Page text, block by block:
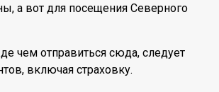
а вот для посещения Северного
чем отправиться сюда, следует
включая страховку.